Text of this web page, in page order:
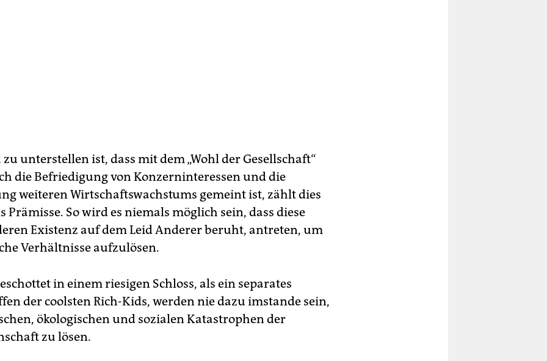
unterstellen ist, dass mit dem „Wohl der Gesellschaft“
die Befriedigung von Konzerninteressen und die
weiteren Wirtschaftswachstums gemeint ist, zählt dies
Prämisse. So wird es niemals möglich sein, dass diese
Existenz auf dem Leid Anderer beruht, antreten, um
Verhältnisse aufzulösen.
in einem riesigen Schloss, als ein separates
der coolsten Rich-Kids, werden nie dazu imstande sein,
ökologischen und sozialen Katastrophen der
zu lösen.